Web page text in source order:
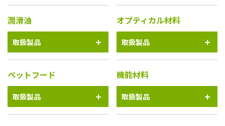
潤滑油
取扱製品
オプティカル材料
取扱製品
ペットフード
取扱製品
機能材料
取扱製品